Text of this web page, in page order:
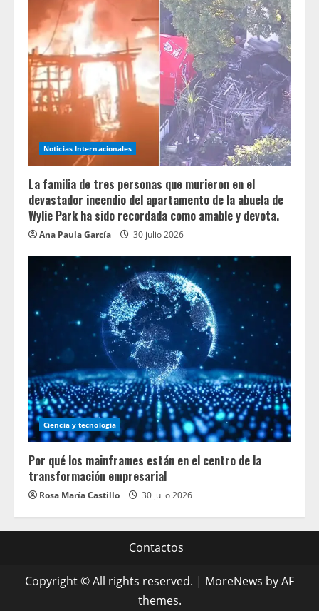
Noticias Internacionales
La familia de tres personas que murieron en el
devastador incendio del apartamento de la abuela de
Wylie Park ha sido recordada como amable y devota.
Ana Paula García 30 julio 2026
Ciencia y tecnologia
Por qué los mainframes están en el centro de la
transformación empresarial
Rosa María Castillo 30 julio 2026
Contactos
Copyright © All rights reserved. | MoreNews by AF
themes.